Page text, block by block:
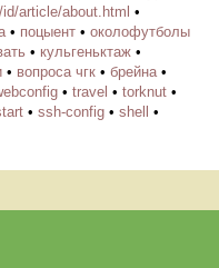
article/about.html •
• поцыент • околофутболы
• кульгеньктаж •
• вопроса чгк • брейна •
• travel • torknut •
• ssh-config • shell
•